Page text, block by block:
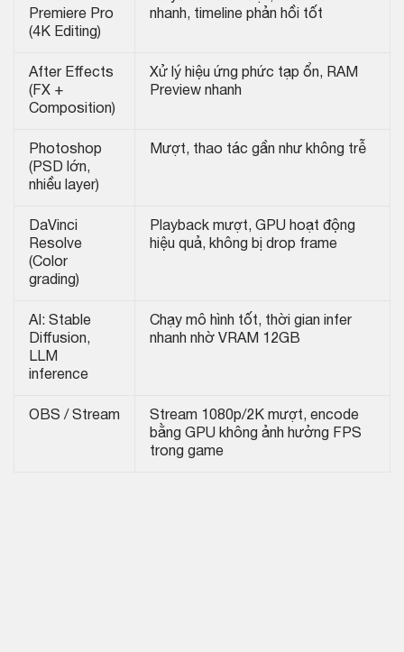
Premiere Pro
(4K Editing)
nhanh, timeline phản hồi tốt
After Effects
(FX +
Composition)
Xử lý hiệu ứng phức tạp ổn, RAM
Preview nhanh
Photoshop
(PSD lớn,
nhiều layer)
Mượt, thao tác gần như không trễ
DaVinci
Resolve
(Color
grading)
Playback mượt, GPU hoạt động
hiệu quả, không bị drop frame
AI: Stable
Diffusion,
LLM
inference
Chạy mô hình tốt, thời gian infer
nhanh nhờ VRAM 12GB
OBS / Stream
Stream 1080p/2K mượt, encode
bằng GPU không ảnh hưởng FPS
trong game